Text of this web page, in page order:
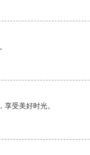
受美好时光。